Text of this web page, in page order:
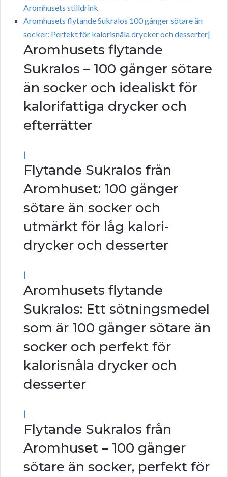
Aromhusets stilldrink
Aromhusets flytande Sukralos 100 gånger sötare än
socker: Perfekt för kalorisnåla drycker och desserter|
Aromhusets flytande
Sukralos – 100 gånger sötare
än socker och idealiskt för
kalorifattiga drycker och
efterrätter
|
Flytande Sukralos från
Aromhuset: 100 gånger
sötare än socker och
utmärkt för låg kalori-
drycker och desserter
|
Aromhusets flytande
Sukralos: Ett sötningsmedel
som är 100 gånger sötare än
socker och perfekt för
kalorisnåla drycker och
desserter
|
Flytande Sukralos från
Aromhuset – 100 gånger
sötare än socker, perfekt för